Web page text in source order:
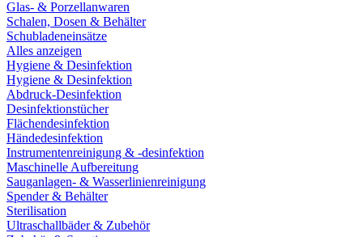
Glas- & Porzellanwaren
Schalen, Dosen & Behälter
Schubladeneinsätze
Alles anzeigen
Hygiene & Desinfektion
Hygiene & Desinfektion
Abdruck-Desinfektion
Desinfektionstücher
Flächendesinfektion
Händedesinfektion
Instrumentenreinigung & -desinfektion
Maschinelle Aufbereitung
Sauganlagen- & Wasserlinienreinigung
Spender & Behälter
Sterilisation
Ultraschallbäder & Zubehör